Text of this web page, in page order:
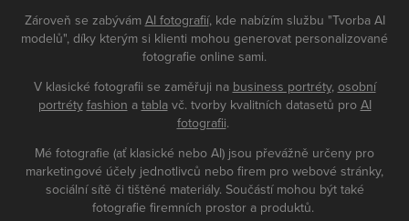
Zároveň se zabývám AI fotografií, kde nabízím službu "Tvorba AI
modelů", díky kterým si klienti mohou generovat personalizované
fotografie online sami.
V klasické fotografii se zaměřuji na business portréty, osobní
portréty fashion a tablavč. tvorby kvalitních datasetů pro AI
fotografii.
Mé fotografie (ať klasické nebo AI) jsou převážně určeny pro
marketingové účely jednotlivců nebo firem pro webové stránky,
sociální sítě či tištěné materiály. Součástí mohou být také
fotografie firemních prostor a produktů.